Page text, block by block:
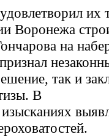
их
Воронежа
на
так и
В